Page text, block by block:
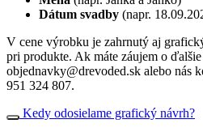
Dátum svadby (napr.
V cene výrobku je zahrnutý aj
pri produkte. Ak máte záujem o
objednavky@drevoded.sk alebo nás
951 324 807.
Kedy odosielame grafický návrh?